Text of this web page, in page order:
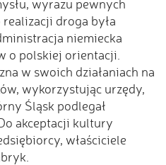
wyrazu pewnych
droga była
niemiecka
o polskiej orientacji.
w swoich działaniach na
wykorzystując urzędy,
Śląsk podlegał
akceptacji kultury
właściciele